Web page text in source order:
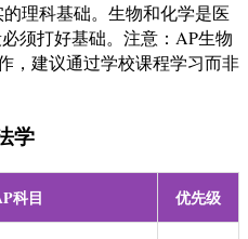
的理科基础。生物和化学是医
须打好基础。注意：AP生物
，建议通过学校课程学习而非
学
科目 优先级